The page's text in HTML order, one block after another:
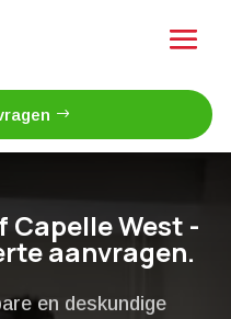
West -
aanvragen.
en deskundige